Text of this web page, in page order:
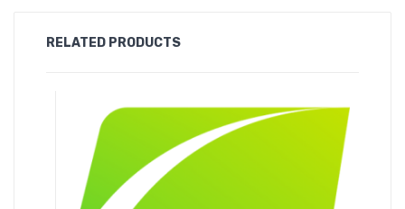
RELATED PRODUCTS